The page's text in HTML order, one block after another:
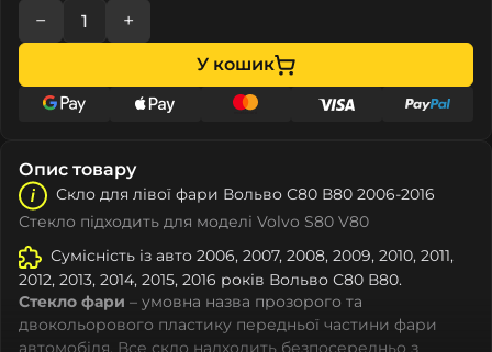
− +
У кошик
Опис товару
Скло для лівої фари Вольво С80 В80 2006-2016
Стекло підходить для моделі Volvo S80 V80
Сумісність із авто 2006, 2007, 2008, 2009, 2010, 2011,
2012, 2013, 2014, 2015, 2016 років Вольво С80 В80.
Стекло фари – умовна назва прозорого та
двокольорового пластику передньої частини фари
автомобіля. Все скло надходить безпосередньо з